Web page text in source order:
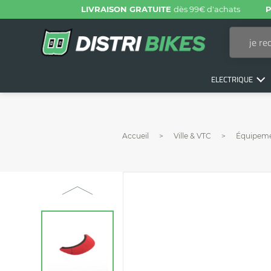
LIVRAISON GRATUITEdès 99€ d'achats
ELECTRIQUE
Accueil Ville & VTC